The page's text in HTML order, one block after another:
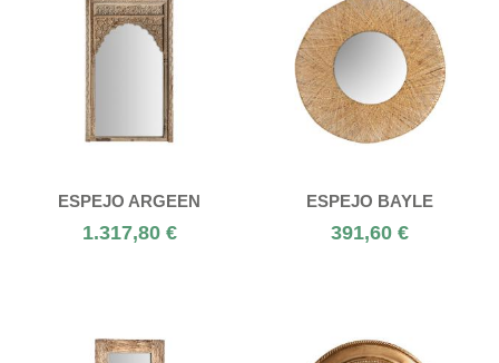
ESPEJO ARGEEN
1.317,80 €
ESPEJO BAYLE
391,60 €